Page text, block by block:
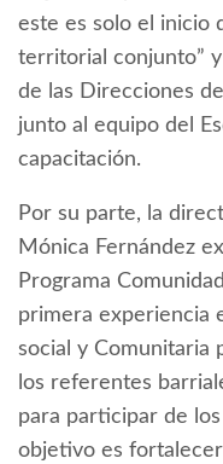
este es solo el inicio
territorial conjunto”
de las Direcciones
junto al equipo del
capacitación.
Por su parte, la
Mónica Fernández
Programa
primera experiencia
social y Comunitaria
los referentes
para participar de los
objetivo es